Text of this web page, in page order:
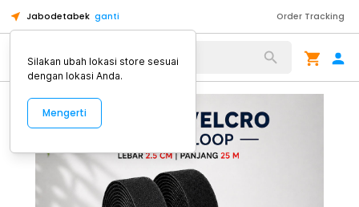
Jabodetabek ganti Order Tracking
Alat Kopi
Silakan ubah lokasi store sesuai
dengan lokasi Anda.
Mengerti